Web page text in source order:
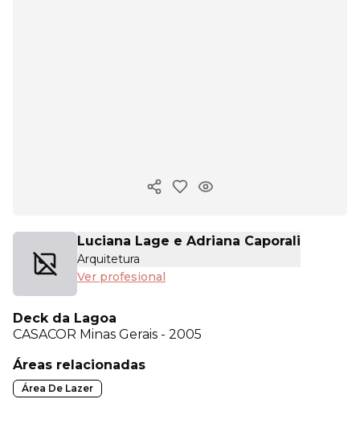
Copiar enlace
Luciana Lage e Adriana Caporali
Arquitetura
Ver profesional
Deck da Lagoa
CASACOR Minas Gerais - 2005
Áreas relacionadas
Área De Lazer